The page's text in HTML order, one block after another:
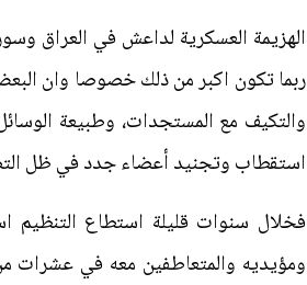
الهزيمة العسكرية لداعش في العراق
ربما تكون اكبر من ذلك خصوصا وان
والتكيف مع المستجدات، وطبيعة
استقطاب وتجنيد أعضاء جدد في ظل
فخلال سنوات قليلة استطاع التنظيم
ومؤيديه والمتعاطفين معه في عشرات